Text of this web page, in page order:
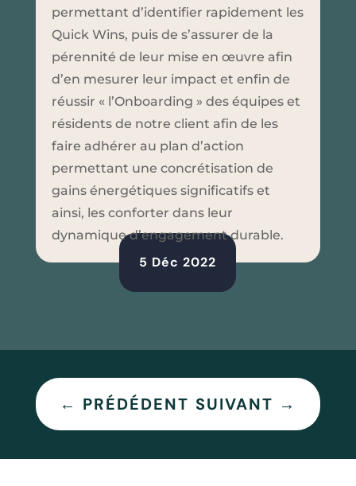
permettant d’identifier rapidement les
Quick Wins, puis de s’assurer de la
pérennité de leur mise en œuvre afin
d’en mesurer leur impact et enfin de
réussir « l’Onboarding » des équipes et
résidents de notre client afin de les
faire adhérer au plan d’action
permettant une concrétisation de
gains énergétiques significatifs et
ainsi, les conforter dans leur
dynamique d’engagement durable.
5 Déc 2022
← PRÉDÉDENT SUIVANT →